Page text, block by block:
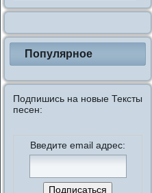
Популярное
Подпишись на новые Тексты
песен:
Введите email адрес: